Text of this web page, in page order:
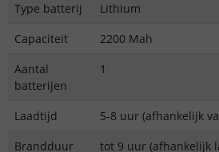
Type batterij
Lithium
Capaciteit
2200 Mah
Aantal
batterijen
1
Laadtijd
5-8 uur (afhankelijk
Brandduur
tot 9 uur (afhankelijk